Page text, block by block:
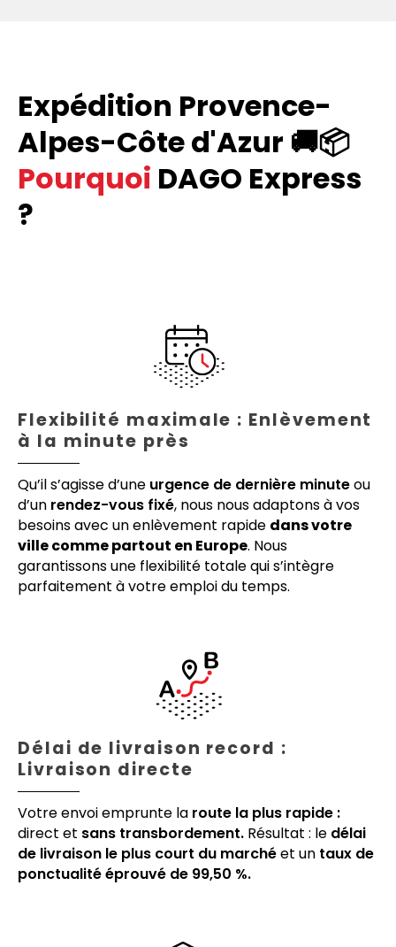
Expédition Provence-
Alpes-Côte d'Azur 🚚📦
Pourquoi DAGO Express
?
Flexibilité maximale : Enlèvement
à la minute près
Qu’il s’agisse d’une urgence de dernière minuteou
d’un rendez-vous fixé, nous nous adaptons à vos
besoins avec un enlèvement rapide dans votre
ville comme partout en Europe. Nous
garantissons une flexibilité totale qui s’intègre
parfaitement à votre emploi du temps.
Délai de livraison record :
Livraison directe
Votre envoi emprunte la route la plus rapide :
direct et sans transbordement. Résultat : le délai
de livraison le plus court du marchéet un taux de
ponctualité éprouvé de 99,50 %.